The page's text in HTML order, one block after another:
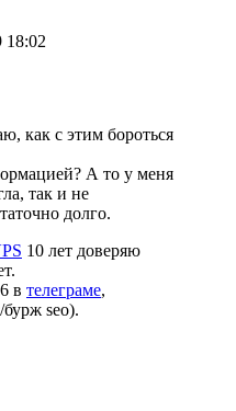
18:02
как с этим бороться
А то у меня
так и не
долго.
10 лет доверяю
в телеграме,
seo).